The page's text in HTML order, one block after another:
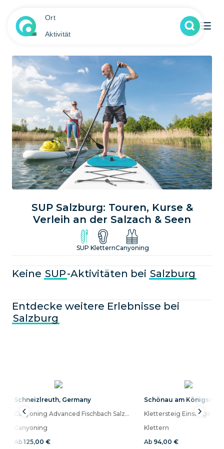
Ort
Aktivität
SUP Salzburg: Touren, Kurse &
Verleih an der Salzach & Seen
Lass dich vom alpinen Panorama beflügeln und spüre das
sanfte Wiegen des Wassers
SUP KletternCanyoning
Keine SUP-Aktivitäten bei Salzburg
Entdecke weitere Erlebnisse bei
Salzburg
Schneizlreuth, Germany
Canyoning Advanced Fischbach Salzburg
Canyoning
Ab 125,00 €
Schönau am Königssee
Klettersteig Einsteiger
Klettern
Ab 94,00 €